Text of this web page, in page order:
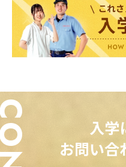
入学
お問い合